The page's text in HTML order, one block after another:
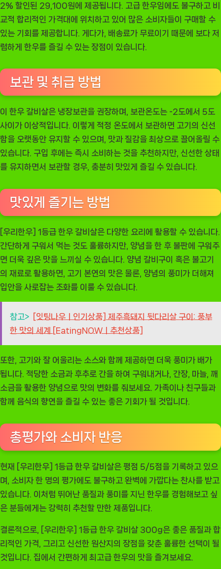
2% 할인된 29,100원에 제공됩니다. 고급 한우임에도 불구하고 비
교적 합리적인 가격대에 위치하고 있어 많은 소비자들이 구매할 수
있는 기회를 제공합니다. 게다가, 배송료가 무료이기 때문에 보다 저
렴하게 한우를 즐길 수 있는 장점이 있습니다.
보관 및 취급 방법
이 한우 갈비살은 냉장보관을 권장하며, 보관온도는 -2도에서 5도
사이가 이상적입니다. 이렇게 적정 온도에서 보관하면 고기의 신선
함을 오랫동안 유지할 수 있으며, 맛과 질감을 최상으로 끌어올릴 수
있습니다. 구입 후에는 즉시 소비하는 것을 추천하지만, 신선한 상태
를 유지하면서 보관할 경우, 충분히 맛있게 즐길 수 있습니다.
맛있게 즐기는 방법
[우리한우] 1등급 한우 갈비살은 다양한 요리에 활용할 수 있습니다.
간단하게 구워서 먹는 것도 훌륭하지만, 양념을 한 후 불판에 구워주
면 더욱 깊은 맛을 느끼실 수 있습니다. 양념 갈비구이 혹은 불고기
의 재료로 활용하면, 고기 본연의 맛은 물론, 양념의 풍미가 더해져
입안을 사로잡는 조화를 이룰 수 있습니다.
참고> [잇팅나우ㅣ인기상품] 제주흑돼지 뒷다리살 구이: 풍부
한 맛의 세계 [EatingNOWㅣ추천상품]
또한, 고기와 잘 어울리는 소스와 함께 제공하면 더욱 풍미가 배가
됩니다. 적당한 소금과 후추로 간을 하여 구워내거나, 간장, 마늘, 깨
소금을 활용한 양념으로 맛의 변화를 줘보세요. 가족이나 친구들과
함께 음식의 향연을 즐길 수 있는 좋은 기회가 될 것입니다.
총평가와 소비자 반응
현재 [우리한우] 1등급 한우 갈비살은 평점 5/5점을 기록하고 있으
며, 소비자 한 명의 평가에도 불구하고 완벽에 가깝다는 찬사를 받고
있습니다. 이처럼 뛰어난 품질과 풍미를 지닌 한우를 경험해보고 싶
은 분들에게는 강력히 추천할 만한 제품입니다.
결론적으로, [우리한우] 1등급 한우 갈비살 300g은 좋은 품질과 합
리적인 가격, 그리고 신선한 원산지의 장점을 갖춘 훌륭한 선택이 될
것입니다. 집에서 간편하게 최고급 한우의 맛을 즐겨보세요.